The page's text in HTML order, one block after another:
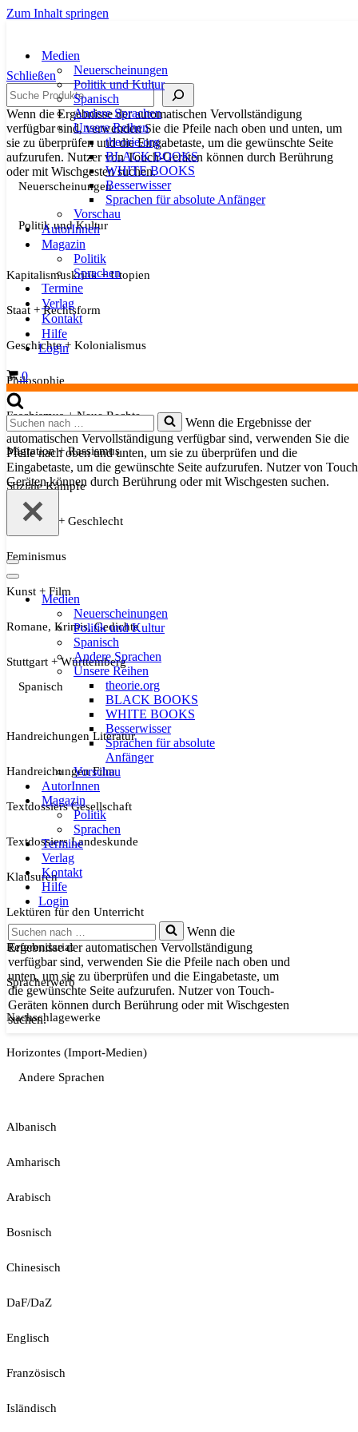
Zum Inhalt springen
Medien
Neuerscheinungen
Politik und Kultur
Spanisch
Andere Sprachen
Unsere Reihen
theorie.org
BLACK BOOKS
WHITE BOOKS
Besserwisser
Sprachen für absolute Anfänger
Vorschau
AutorInnen
Magazin
Politik
Sprachen
Termine
Verlag
Kontakt
Hilfe
Login
Warenkorb
0
Suchen
nach …
Wenn die Ergebnisse der
automatischen Vervollständigung verfügbar sind, verwenden Sie die
Pfeile nach oben und unten, um sie zu überprüfen und die
Eingabetaste, um die gewünschte Seite aufzurufen. Nutzer von
Geräten können durch Berührung oder mit Wischgesten suchen.
Navigationsmenü
Navigationsmenü
Medien
Neuerscheinungen
Politik und Kultur
Spanisch
Andere Sprachen
Unsere Reihen
theorie.org
BLACK BOOKS
WHITE BOOKS
Besserwisser
Sprachen für absolute
Anfänger
Vorschau
AutorInnen
Magazin
Politik
Sprachen
Termine
Verlag
Kontakt
Hilfe
Login
Suchen
nach …
Wenn die
Ergebnisse der automatischen Vervollständigung
verfügbar sind, verwenden Sie die Pfeile nach oben und
unten, um sie zu überprüfen und die Eingabetaste, um
die gewünschte Seite aufzurufen. Nutzer von Touch-
Geräten können durch Berührung oder mit Wischgesten
suchen.
Schließen
Suche
Wenn die Ergebnisse der automatischen Vervollständigung
verfügbar sind, verwenden Sie die Pfeile nach oben und unten, um
sie zu überprüfen und die Eingabetaste, um die gewünschte Seite
aufzurufen. Nutzer von Touch-Geräten können durch Berührung
oder mit Wischgesten suchen.
Neuerscheinungen
Politik und Kultur
Kapitalismuskritik + Utopien
Staat + Rechtsform
Geschichte + Kolonialismus
Philosophie
Faschismus + Neue Rechte
Migration + Rassismus
Soziale Kämpfe
Sexualität + Geschlecht
Feminismus
Kunst + Film
Romane, Krimis, Gedichte
Stuttgart + Württemberg
Spanisch
Handreichungen Literatur
Handreichungen Film
Textdossiers Gesellschaft
Textdossiers Landeskunde
Klausuren
Lektüren für den Unterricht
Referendariat
Spracherwerb
Nachschlagewerke
Horizontes (Import-Medien)
Andere Sprachen
Albanisch
Amharisch
Arabisch
Bosnisch
Chinesisch
DaF/DaZ
Englisch
Französisch
Isländisch